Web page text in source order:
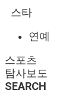
스타
연예
스포츠
탐사보도
SEARCH